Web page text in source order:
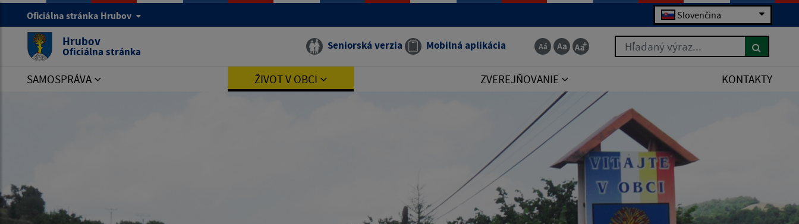
Oficiálna stránka Hrubov Slovenčina
Hrubov
Oficiálna stránka Seniorská verzia Mobilná aplikácia Hľadaný výraz...
SAMOSPRÁVA ŽIVOT V OBCI ZVEREJŇOVANIE KONTAKTY